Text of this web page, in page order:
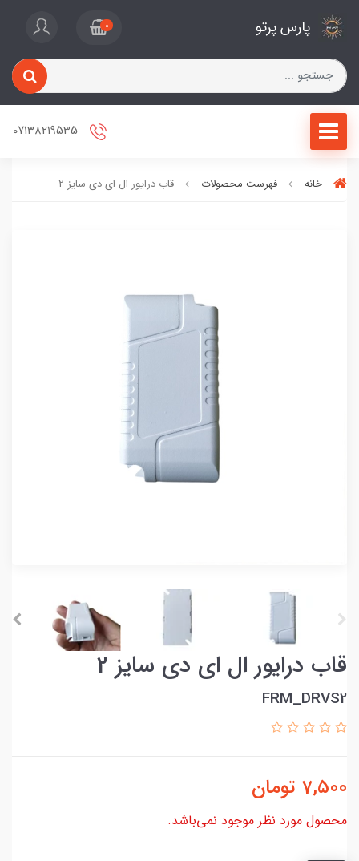
پارس پرتو 0
خانه فهرست محصولات قاب درایور ال ای دی سایز 2
قاب درایور ال ای دی سایز 2
FRM_DRVS2
7,500 تومان
محصول مورد نظر موجود نمی‌باشد.